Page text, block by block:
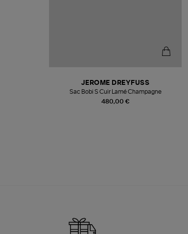
480,00 €
JEROME DREYFUSS
Sac Bobi S Cuir Lamé Champagne